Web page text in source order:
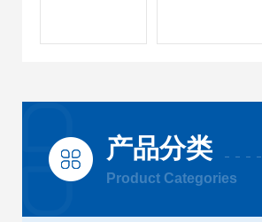
产品分类
Product Categories